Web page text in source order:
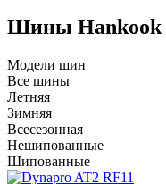
Шины Hankook
Модели шин
Все шины
Летняя
Зимняя
Всесезонная
Нешипованные
Шипованные